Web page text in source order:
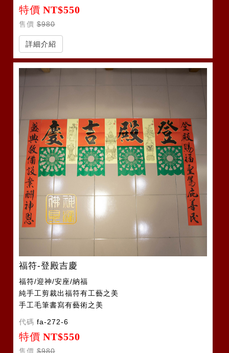
特價 NT$550
售價 $980
詳細介紹
福符-登殿吉慶
福符/迎神/安座/納福
純手工剪裁出福符有工藝之美
手工毛筆書寫有藝術之美
代碼 fa-272-6
特價 NT$550
售價 $980